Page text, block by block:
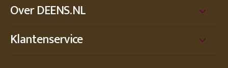
Over DEENS.NL
Klantenservice